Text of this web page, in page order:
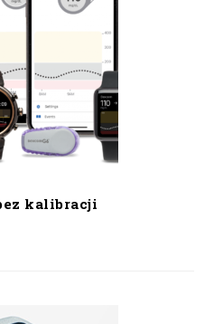
kalibracji